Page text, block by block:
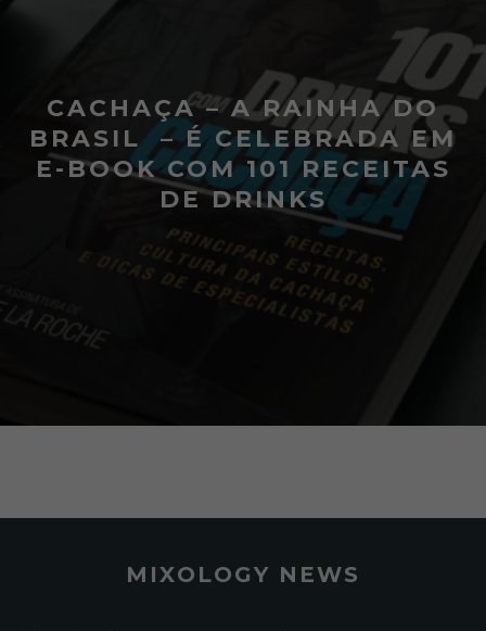
CACHAÇA – A RAINHA DO
BRASIL – É CELEBRADA EM
E-BOOK COM 101 RECEITAS
DE DRINKS
MIXOLOGY NEWS